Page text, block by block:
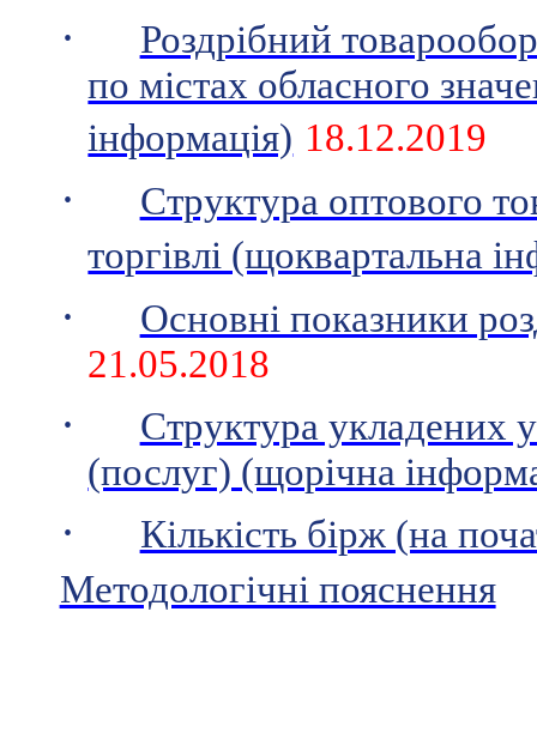
·
Роздрібний
по містах обласного
інформація) 18.12.2019
·
Структура оптового
торгівлі (щоквартальна
·
Основні показники
21.05.2018
·
Структура укладених
(послуг) (щорічна
·
Кількість бірж (на
Методологічні пояснення